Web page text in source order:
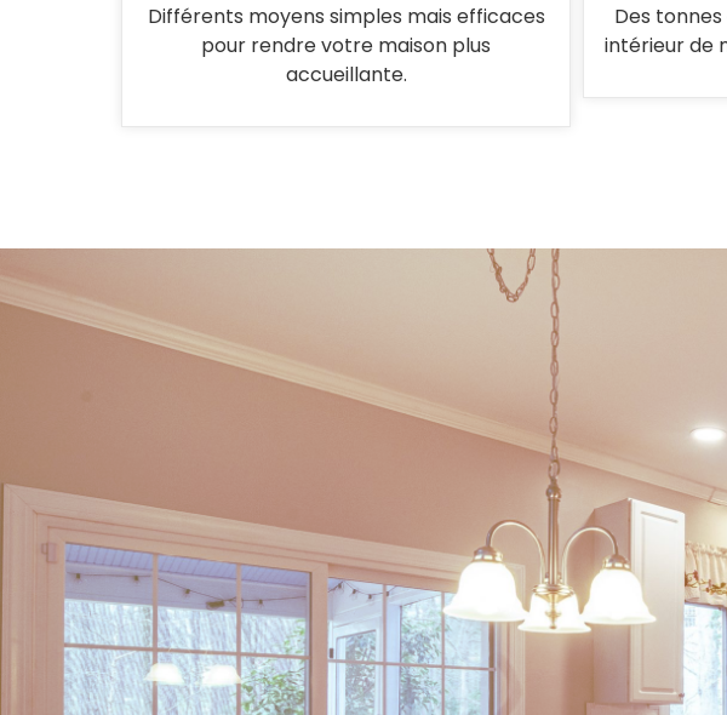
Différents moyens simples mais efficaces
pour rendre votre maison plus
accueillante.
Des
intérieur de